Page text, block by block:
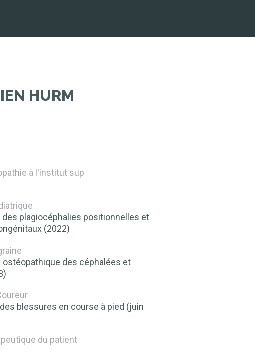
HURM
à l'institut sup
des plagiocéphalies positionnelles et
(2022)
ostéopathique des céphalées et
blessures en course à pied (juin
du patient